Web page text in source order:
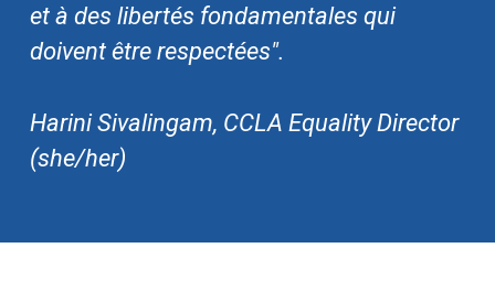
et à des libertés fondamentales qui
doivent être respectées".
Harini Sivalingam, CCLA Equality Director
(she/her)